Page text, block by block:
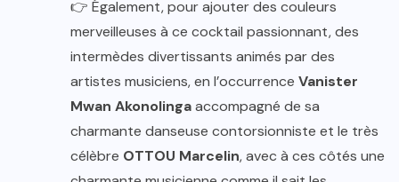
👉 Également, pour ajouter des couleurs
merveilleuses à ce cocktail passionnant, des
intermèdes divertissants animés par des
artistes musiciens, en l’occurrence Vanister
Mwan Akonolingaaccompagné de sa
charmante danseuse contorsionniste et le très
célèbre OTTOU Marcelin, avec à ces côtés une